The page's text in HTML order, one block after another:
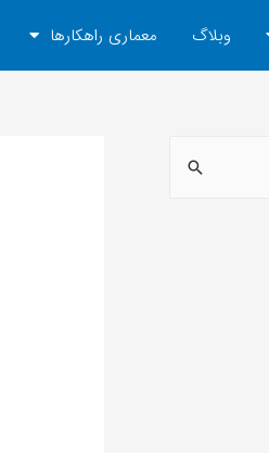
وبلاگ معماری راهکارها